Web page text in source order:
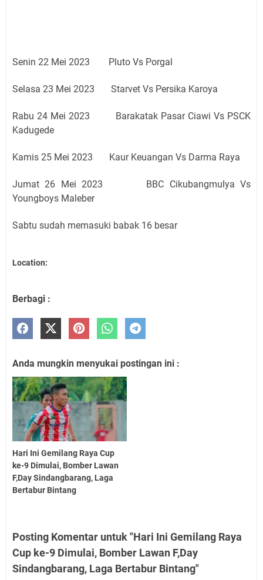
Senin 22 Mei 2023 Pluto Vs Porgal
Selasa 23 Mei 2023 Starvet Vs Persika Karoya
Rabu 24 Mei 2023 Barakatak Pasar Ciawi Vs PSCK
Kadugede
Kamis 25 Mei 2023 Kaur Keuangan Vs Darma Raya
Jumat 26 Mei 2023 BBC Cikubangmulya Vs
Youngboys Maleber
Sabtu sudah memasuki babak 16 besar
Location:
Berbagi :
Anda mungkin menyukai postingan ini :
Hari Ini Gemilang Raya Cup
ke-9 Dimulai, Bomber Lawan
F,Day Sindangbarang, Laga
Bertabur Bintang
Posting Komentar untuk "Hari Ini Gemilang Raya
Cup ke-9 Dimulai, Bomber Lawan F,Day
Sindangbarang, Laga Bertabur Bintang"